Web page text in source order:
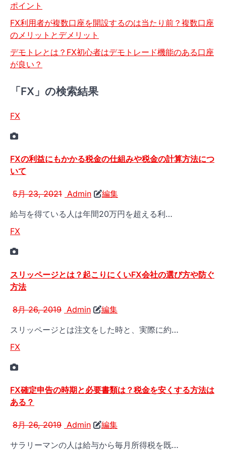
ポイント
FX利用者が複数口座を開設するのは当たり前？複数口座
のメリットとデメリット
デモトレとは？FX初心者はデモトレード機能のある口座
が良い？
「FX」の検索結果
FX
FXの利益にもかかる税金の仕組みや税金の計算方法につ
いて
5月 23, 2021 Admin
編集
給与を得ている人は年間20万円を超える利…
FX
スリッページとは？起こりにくいFX会社の選び方や防ぐ
方法
8月 26, 2019 Admin
編集
スリッページとは注文をした時と、実際に約…
FX
FX確定申告の時期と必要書類は？税金を安くする方法は
ある？
8月 26, 2019 Admin
編集
サラリーマンの人は給与から毎月所得税を既…